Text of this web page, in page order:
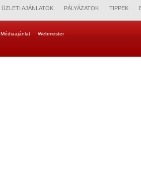
ÜZLETI AJÁNLATOK PÁLYÁZATOK TIPPEK
Médiaajánlat Webmester